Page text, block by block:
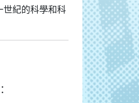
世紀的科學和科